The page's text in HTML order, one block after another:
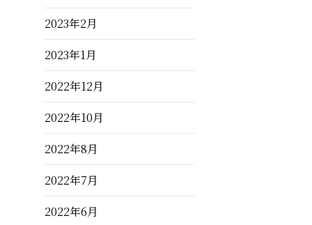
2023年2月
2023年1月
2022年12月
2022年10月
2022年8月
2022年7月
2022年6月